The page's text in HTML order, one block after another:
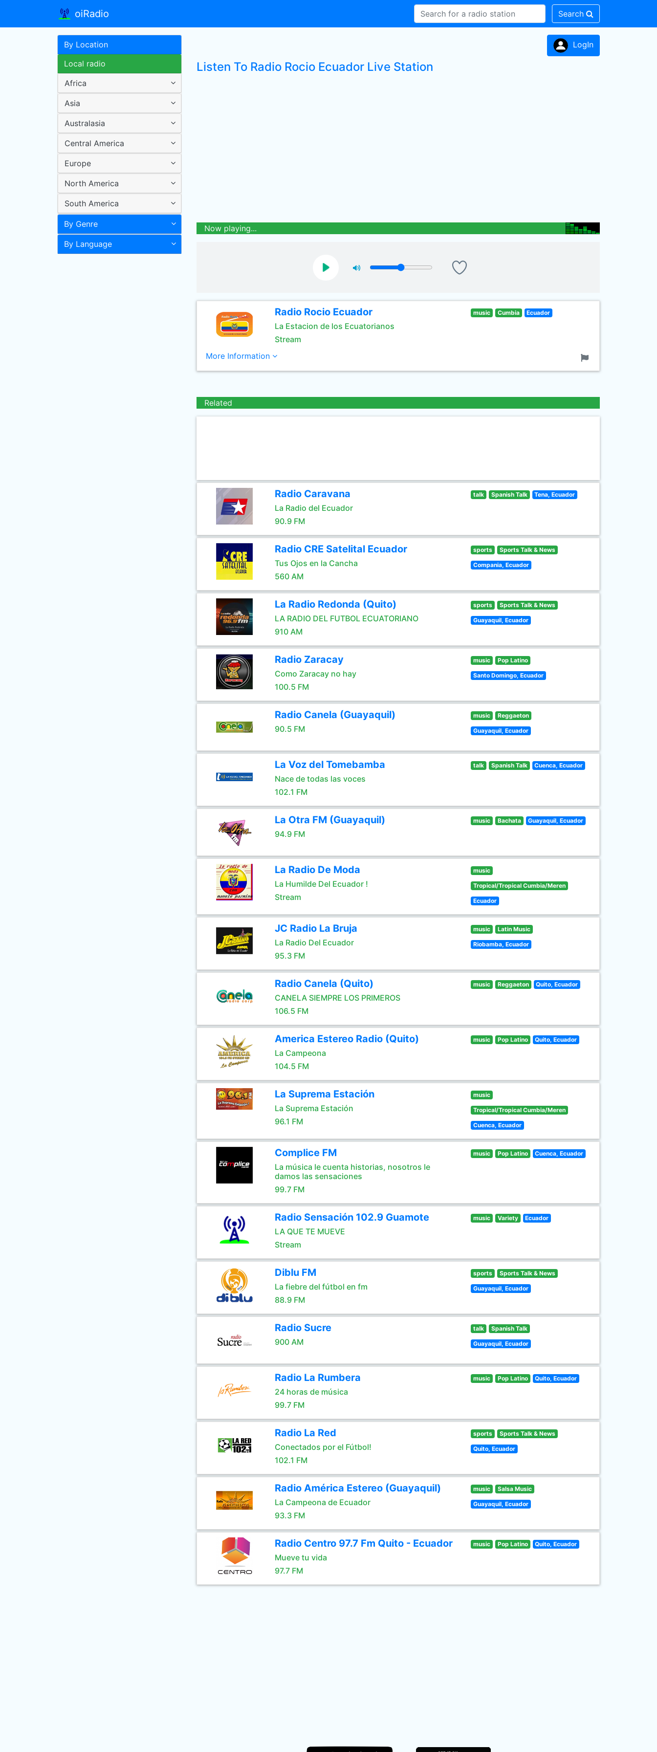
oiRadio Search
By Location
Local radio
Africa
Asia
Australasia
Central America
Europe
North America
South America
By Genre
By Language
LogIn
Listen To Radio Rocio Ecuador Live Station
Now playing...
Radio Rocio Ecuador
La Estacion de los Ecuatorianos
Stream
music Cumbia Ecuador
More Information
Related
Radio Caravana
La Radio del Ecuador
90.9 FM
talk Spanish Talk Tena, Ecuador
Radio CRE Satelital Ecuador
Tus Ojos en la Cancha
560 AM
sports Sports Talk & News
Compania, Ecuador
La Radio Redonda (Quito)
LA RADIO DEL FUTBOL ECUATORIANO
910 AM
sports Sports Talk & News
Guayaquil, Ecuador
Radio Zaracay
Como Zaracay no hay
100.5 FM
music Pop Latino
Santo Domingo, Ecuador
Radio Canela (Guayaquil)
90.5 FM
music Reggaeton
Guayaquil, Ecuador
La Voz del Tomebamba
Nace de todas las voces
102.1 FM
talk Spanish Talk Cuenca, Ecuador
La Otra FM (Guayaquil)
94.9 FM
music Bachata Guayaquil, Ecuador
La Radio De Moda
La Humilde Del Ecuador !
Stream
music
Tropical/Tropical Cumbia/Meren
Ecuador
JC Radio La Bruja
La Radio Del Ecuador
95.3 FM
music Latin Music
Riobamba, Ecuador
Radio Canela (Quito)
CANELA SIEMPRE LOS PRIMEROS
106.5 FM
music Reggaeton Quito, Ecuador
America Estereo Radio (Quito)
La Campeona
104.5 FM
music Pop Latino Quito, Ecuador
La Suprema Estación
La Suprema Estación
96.1 FM
music
Tropical/Tropical Cumbia/Meren
Cuenca, Ecuador
Complice FM
La música le cuenta historias, nosotros le
damos las sensaciones
99.7 FM
music Pop Latino Cuenca, Ecuador
Radio Sensación 102.9 Guamote
LA QUE TE MUEVE
Stream
music Variety Ecuador
Diblu FM
La fiebre del fútbol en fm
88.9 FM
sports Sports Talk & News
Guayaquil, Ecuador
Radio Sucre
900 AM
talk Spanish Talk
Guayaquil, Ecuador
Radio La Rumbera
24 horas de música
99.7 FM
music Pop Latino Quito, Ecuador
Radio La Red
Conectados por el Fútbol!
102.1 FM
sports Sports Talk & News
Quito, Ecuador
Radio América Estereo (Guayaquil)
La Campeona de Ecuador
93.3 FM
music Salsa Music
Guayaquil, Ecuador
Radio Centro 97.7 Fm Quito - Ecuador
Mueve tu vida
97.7 FM
music Pop Latino Quito, Ecuador